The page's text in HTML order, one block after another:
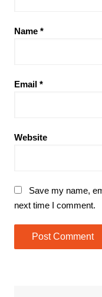
Name *
Email *
Website
Save my name,
next time I comment.